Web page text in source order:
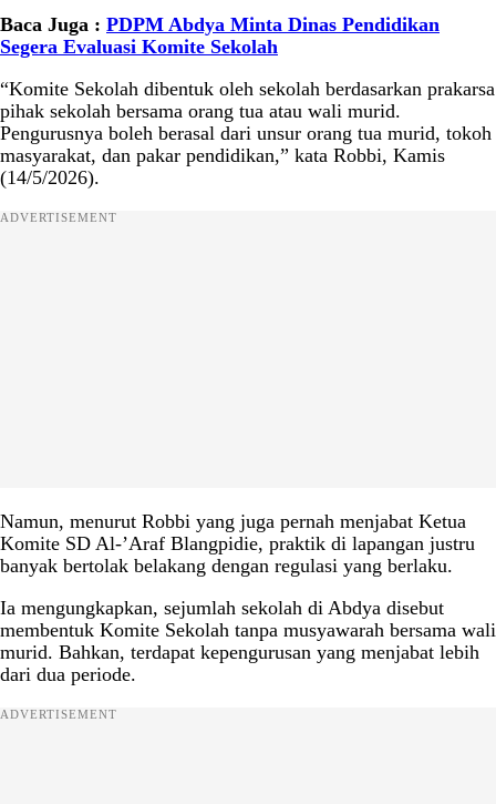
Baca Juga : PDPM Abdya Minta Dinas Pendidikan
Segera Evaluasi Komite Sekolah
“Komite Sekolah dibentuk oleh sekolah berdasarkan prakarsa
pihak sekolah bersama orang tua atau wali murid.
Pengurusnya boleh berasal dari unsur orang tua murid, tokoh
masyarakat, dan pakar pendidikan,” kata Robbi, Kamis
(14/5/2026).
ADVERTISEMENT
Namun, menurut Robbi yang juga pernah menjabat Ketua
Komite SD Al-’Araf Blangpidie, praktik di lapangan justru
banyak bertolak belakang dengan regulasi yang berlaku.
Ia mengungkapkan, sejumlah sekolah di Abdya disebut
membentuk Komite Sekolah tanpa musyawarah bersama wali
murid. Bahkan, terdapat kepengurusan yang menjabat lebih
dari dua periode.
ADVERTISEMENT